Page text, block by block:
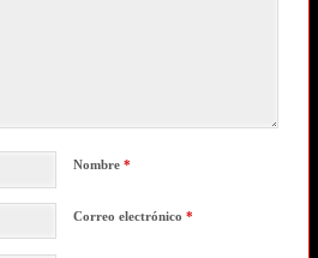
Nombre *
Correo electrónico *